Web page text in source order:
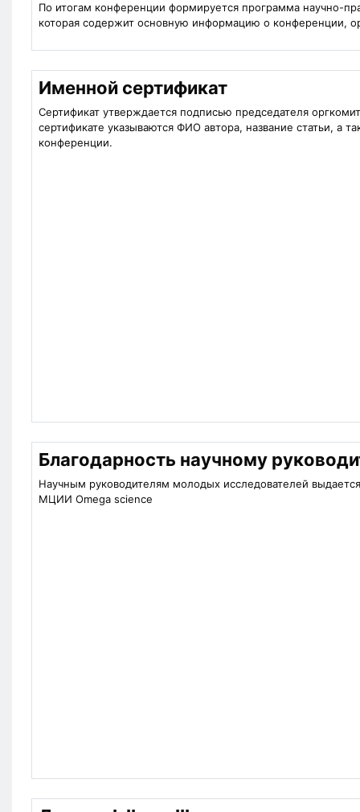
По итогам конференции формируется программа научно-
которая содержит основную информацию о конференции,
Именной сертификат
Сертификат утверждается подписью председателя
сертификате указываются ФИО автора, название статьи, а
конференции.
Благодарность научному
Научным руководителям молодых исследователей
МЦИИ Omega science